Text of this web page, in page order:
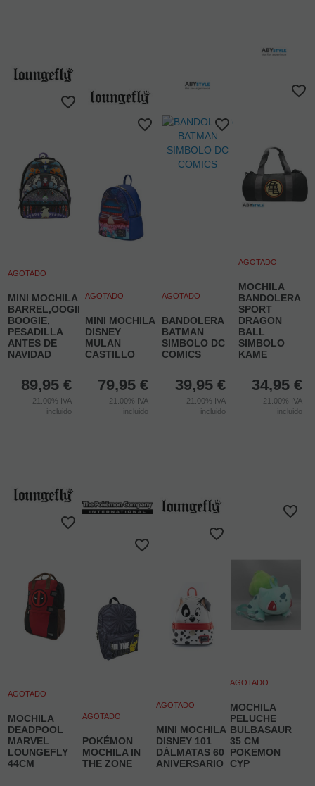
AGOTADO
MINI MOCHILA
BARREL,OOGIE
BOOGIE,
PESADILLA
ANTES DE
NAVIDAD
89,95 €
21.00% IVA
incluido
AGOTADO
MINI MOCHILA
DISNEY
MULAN
CASTILLO
79,95 €
21.00% IVA
incluido
AGOTADO
BANDOLERA
BATMAN
SIMBOLO DC
COMICS
39,95 €
21.00% IVA
incluido
AGOTADO
MOCHILA
BANDOLERA
SPORT
DRAGON
BALL
SIMBOLO
KAME
34,95 €
21.00% IVA
incluido
AGOTADO
MOCHILA
DEADPOOL
MARVEL
LOUNGEFLY
44CM
AGOTADO
POKÉMON
MOCHILA IN
THE ZONE
AGOTADO
MINI MOCHILA
DISNEY 101
DÁLMATAS 60
ANIVERSARIO
AGOTADO
MOCHILA
PELUCHE
BULBASAUR
35 CM
POKEMON
CYP